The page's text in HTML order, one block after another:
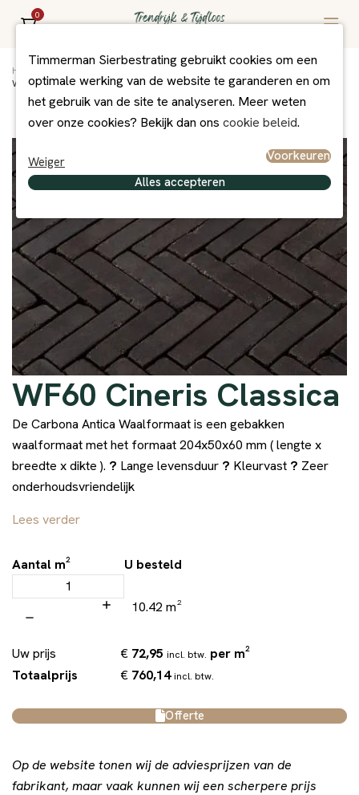
0
Home Gebakken Bestrating Getrommeld
WF60 Cineris Classica
WF60 Cineris Classica
De Carbona Antica Waalformaat is een gebakken
waalformaat met het formaat 204x50x60 mm ( lengte x
breedte x dikte ). ? Lange levensduur ? Kleurvast ? Zeer
onderhoudsvriendelijk
Lees verder
Aantal m² U besteld
10.42 m²
Uw prijs € 72,95 incl. btw. per m²
Totaalprijs
€ 760,14 incl. btw.
Offerte
Op de website tonen wij de adviesprijzen van de
fabrikant, maar vaak kunnen wij een scherpere prijs
Timmerman Sierbestrating gebruikt cookies om een
optimale werking van de website te garanderen en om
het gebruik van de site te analyseren. Meer weten
over onze cookies? Bekijk dan ons cookie beleid.
Weiger
Voorkeuren
Alles accepteren